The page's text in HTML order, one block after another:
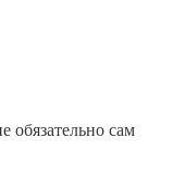
обязательно сам